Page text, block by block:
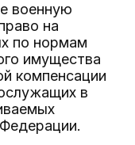
военную
на
по нормам
имущества
компенсации
в